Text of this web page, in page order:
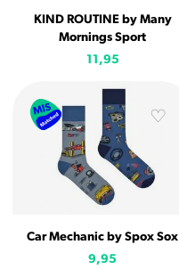
KIND ROUTINE by Many
Mornings Sport
11,95
Car Mechanic by Spox Sox
9,95